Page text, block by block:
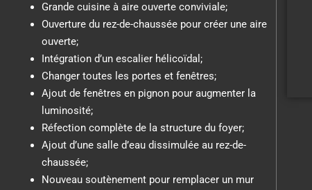
Grande cuisine à aire ouverte conviviale;
Ouverture du rez-de-chaussée pour créer une aire
ouverte;
Intégration d’un escalier hélicoïdal;
Changer toutes les portes et fenêtres;
Ajout de fenêtres en pignon pour augmenter la
luminosité;
Réfection complète de la structure du foyer;
Ajout d’une salle d’eau dissimulée au rez-de-
chaussée;
Nouveau soutènement pour remplacer un mur